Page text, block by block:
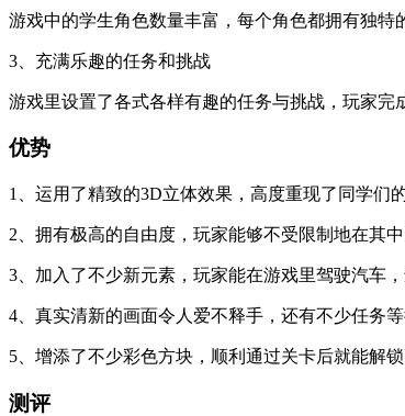
游戏中的学生角色数量丰富，每个角色都拥有独特
3、充满乐趣的任务和挑战
游戏里设置了各式各样有趣的任务与挑战，玩家完
优势
1、运用了精致的3D立体效果，高度重现了同学们
2、拥有极高的自由度，玩家能够不受限制地在其
3、加入了不少新元素，玩家能在游戏里驾驶汽车
4、真实清新的画面令人爱不释手，还有不少任务等
5、增添了不少彩色方块，顺利通过关卡后就能解锁
测评